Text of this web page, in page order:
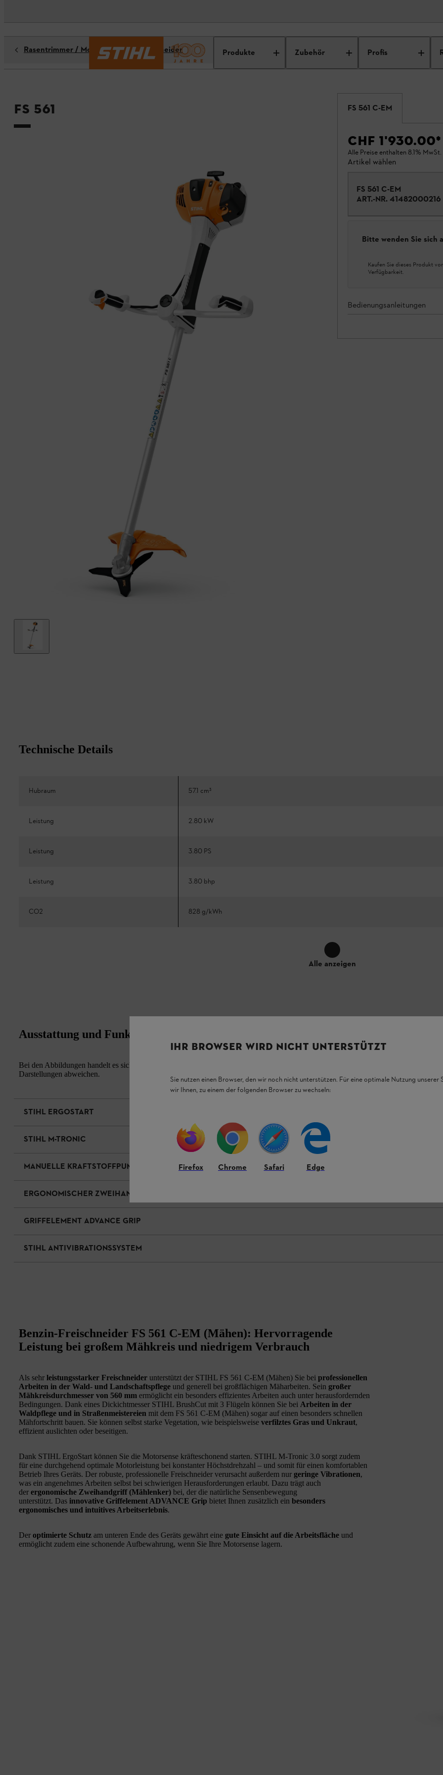
Produkte Zubehör Profis
Rasentrimmer / Motorsensen / Freischneider
FS 561 FS 561 C-EM
CHF 1'930.00*
Alle Preise enthalten 8.1% MwSt.
Artikel wählen
FS 561 C-EM
ART.-NR. 41482000216
Bitte wenden Sie sich
Kaufen Sie dieses Produkt
Verfügbarkeit.
Bedienungsanleitungen
Technische Details
Hubraum 57.1 cm³
Leistung 2.80 kW
Leistung 3.80 PS
Leistung 3.80 bhp
CO2 828 g/kWh
Alle anzeigen
Ausstattung und Funktion
Bei den Abbildungen handelt es sich um Musterfotos. Aussehen und die konkrete Anbringung der Ausstattungsmerkmale am Produkt
Darstellungen abweichen.
STIHL ERGOSTART
STIHL M-TRONIC
MANUELLE KRAFTSTOFFPUMPE
ERGONOMISCHER ZWEIHANDGRIFF (MÄHLENKER)
GRIFFELEMENT ADVANCE GRIP
STIHL ANTIVIBRATIONSSYSTEM
Benzin-Freischneider FS 561 C-EM (Mähen): Hervorragende
Leistung bei großem Mähkreis und niedrigem Verbrauch
Als sehr leistungsstarker Freischneider unterstützt der STIHL FS 561 C‑EM (Mähen) Sie bei professionellen
Arbeiten in der Wald- und Landschaftspflege und generell bei großflächigen Mäharbeiten. Sein großer
Mähkreisdurchmesser von 560 mm ermöglicht ein besonders effizientes Arbeiten auch unter herausfordernden
Bedingungen. Dank eines Dickichtmesser STIHL BrushCut mit 3 Flügeln können Sie bei Arbeiten in der
Waldpflege und in Straßenmeistereien mit dem FS 561 C-EM (Mähen) sogar auf einen besonders schnellen
Mähfortschritt bauen. Sie können selbst starke Vegetation, wie beispielsweise verfilztes Gras und Unkraut,
effizient auslichten oder beseitigen.
Dank STIHL ErgoStart können Sie die Motorsense kräfteschonend starten. STIHL M-Tronic 3.0 sorgt zudem
für eine durchgehend optimale Motorleistung bei konstanter Höchstdrehzahl – und somit für einen komfortablen
Betrieb Ihres Geräts. Der robuste, professionelle Freischneider verursacht außerdem nur geringe Vibrationen,
was ein angenehmes Arbeiten selbst bei schwierigen Herausforderungen erlaubt. Dazu trägt auch
der ergonomische Zweihandgriff (Mählenker) bei, der die natürliche Sensenbewegung
unterstützt. Das innovative Griffelement ADVANCE Grip bietet Ihnen zusätzlich ein besonders
ergonomisches und intuitives Arbeitserlebnis.
Der optimierte Schutz am unteren Ende des Geräts gewährt eine gute Einsicht auf die Arbeitsfläche und
ermöglicht zudem eine schonende Aufbewahrung, wenn Sie Ihre Motorsense lagern.
IHR BROWSER WIRD NICHT UNTERSTÜTZT
Sie nutzen einen Browser, den wir noch nicht unterstützen. Für eine optimale Nutzung unserer
wir Ihnen, zu einem der folgenden Browser zu wechseln:
Firefox Chrome Safari Edge